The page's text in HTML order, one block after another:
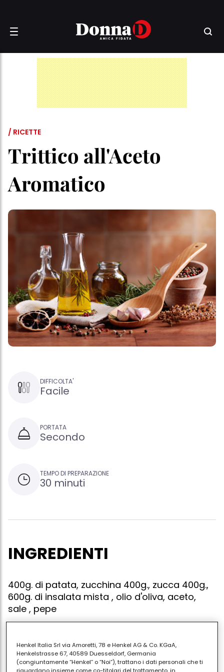
/ RICETTE
Trittico all'Aceto
Aromatico
DIFFICOLTA'
Facile
PORTATA
Secondo
TEMPO DI PREPARAZIONE
30 minuti
INGREDIENTI
400g. di patata, zucchina 400g., zucca 400g.,
600g. di insalata mista , olio d'oliva, aceto,
sale , pepe
Lessate separatamente, in acqua bollente salata, le
patate, sbucciate e tagliate a rondelle, per 30 minuti;
Henkel Italia Srl via Amoretti, 78 e Henkel AG & Co. KGaA,
Henkelstrasse 67, 40589 Duesseldorf, Germania
(congiuntamente “Henkel” o “Noi”), trattano i dati personali che ti